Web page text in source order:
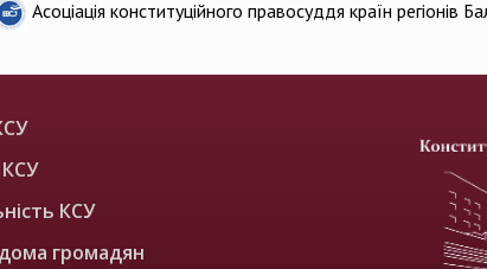
Асоціація конституційного правосуддя країн регіонів
КСУ
громадян